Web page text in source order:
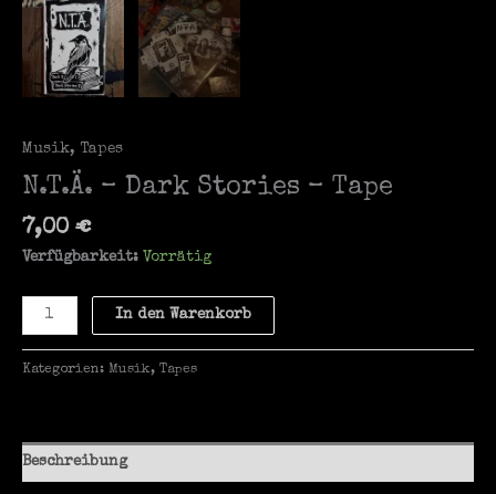
Musik, Tapes
N.T.Ä. – Dark Stories – Tape
7,00 €
Verfügbarkeit: Vorrätig
N.T.Ä.
-
Dark
Stories
Menge
In den Warenkorb
Kategorien: Musik, Tapes
Beschreibung